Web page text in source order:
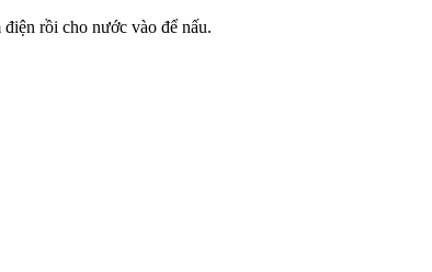
rồi cho nước vào để nấu.